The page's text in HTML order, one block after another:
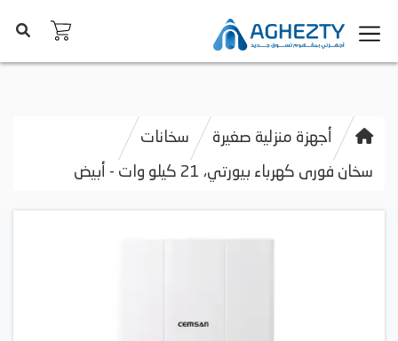
أجهزة منزلية صغيرة سخانات
سخان فورى كهرباء بيورتي، 21 كيلو وات - أبيض